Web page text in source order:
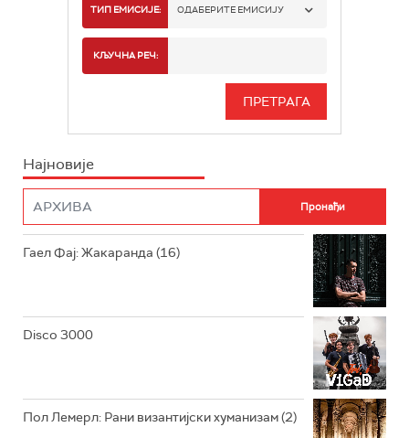
РАДИО БЕОГРАД 1
РАДИО БЕОГРАД 3
РАДИО РОКЕНРОЛЕР
РАДИО ЏЕЗЕР
ТИП ЕМИСИЈЕ: ОДАБЕРИТЕ ЕМИСИЈУ
ИНФО
КЉУЧНА РЕЧ:
Најновије
Гаел Фај: Жакаранда (16)
Disco 3000
Пол Лемерл: Рани византијски хуманизам (2)